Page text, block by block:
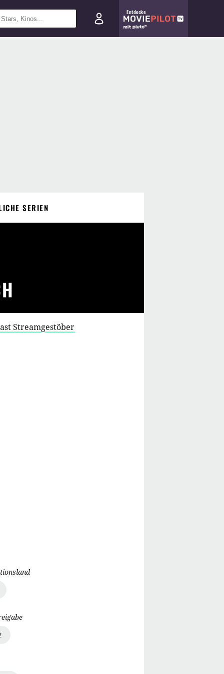
Entdecke
SERIEN
Streamgestöber